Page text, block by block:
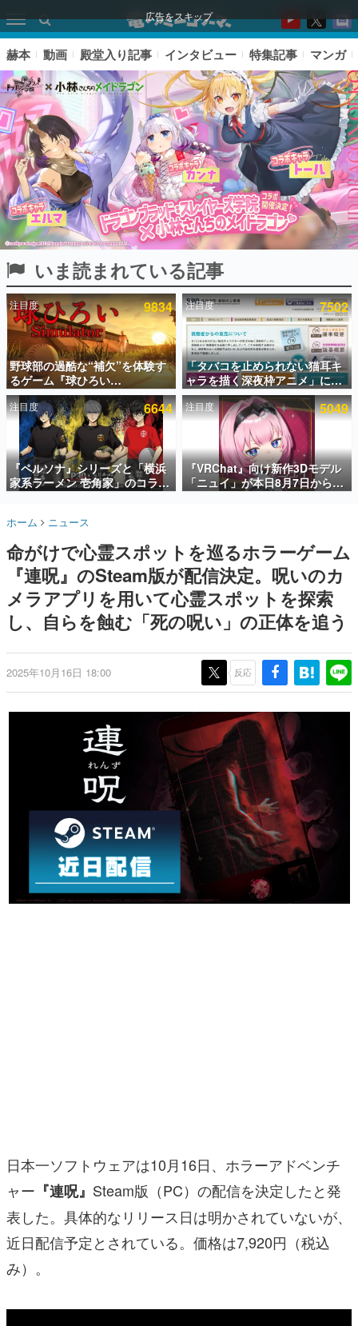
広告をスキップ
ピックアップ
電ファミのいま読まれている記事ランキング
アプリセール情報
インタビュー
連載・特集一覧
殿堂入り記事
SNS拡散数が数千以上！ ページビュー数万以上！ などな
ど。多くの人々に読まれた、電ファミ渾身の“殿堂入り”記
事をまとめました。
名作ゲームクリエイターの方々に製作時のエピソードをお
きます。
赫本
この物語を解いてはいけない。『赫本』は、〈試験問題〉
の形をした短編ホラー小説集です。
これからのデジタルゲーム市場を担う若きクリエイター達
の姿を追い、彼らのルーツと情熱を探っていきます。
ゲームに多大な影響を受けた作家さんに取材し、ゲームが
日本のコンテンツ産業やカルチャーに与えた影響を探る企
画です。
日本モバイルゲーム産業史
日本のモバイルゲーム史における主要なトピック・タイト
ルを網羅するほか、開発者へのインタビューや識者による
解説を掲載。約20年の歴史が一望できる決定版！
若ゲのいたり〜ゲームクリエイターの青春〜
『うつヌケ』『ペンと箸』等で知られるマンガ家・田中圭
一先生によるゲーム業界レポートマンガです。
なんでゲームは面白い？
アプリレビュー
その他
電ファミニコゲーマーとは？
運営：株式会社マレ
赫本 動画 殿堂入り記事 インタビュー 特集記事 マンガ
いま読まれている記事
注目度 9834
野球部の過酷な“補欠”を体験す
るゲーム『球ひろい
Simulator』が「1件」のウィッ
シュリストをもとにチェコ語に
対応しSNSで話題に。『キング
ダム・カム』開発元やチェコの
プロ野球選手から称賛の声
注目度 7502
「タバコを止められない猫耳キ
ャラを描く深夜枠アニメ」に視
聴者の一部から批判意見。違法
薬物の使用と思しき描写も含め
て、BPOが議論を交わす
注目度 6644
『ペルソナ』シリーズと「横浜
家系ラーメン 壱角家」のコラボ
が8月21日から開催。”はがく
しく食べられるカレーラーメン
がラインナップ
注目度 5049
『VRChat』向け新作3Dモデル
「ニュイ」が本日8月7日から
BOOTHにて発売。瞳に光る星
ホーム ニュース
命がけで心霊スポットを巡るホラーゲーム
『連呪』のSteam版が配信決定。呪いのカ
メラアプリを用いて心霊スポットを探索
し、自らを蝕む「死の呪い」の正体を追う
2025年10月16日 18:00 反応
日本一ソフトウェアは10月16日、ホラーアドベンチ
ャー 『連呪』 Steam版（PC）の配信を決定したと発
表した。具体的なリリース日は明かされていないが、
近日配信予定とされている。価格は7,920円（税込
み）。